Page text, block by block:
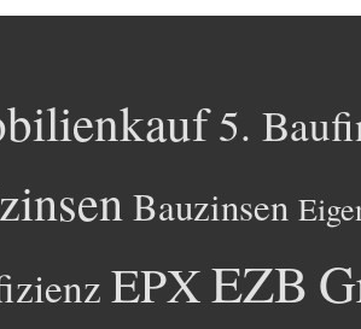
5.
Bauzinsen
EPXEZB